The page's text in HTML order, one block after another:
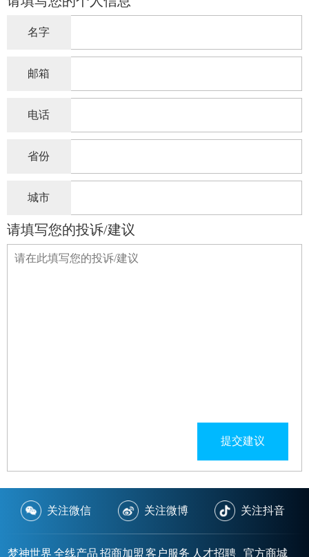
名字
邮箱
电话
省份
城市
请填写您的投诉/建议
提交建议
关注微信 关注微博 关注抖音
梦神世界 全线产品 招商加盟 客户服务 人才招聘 官方商城